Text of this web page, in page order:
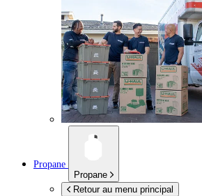
Propane
Propane
Retour au menu principal